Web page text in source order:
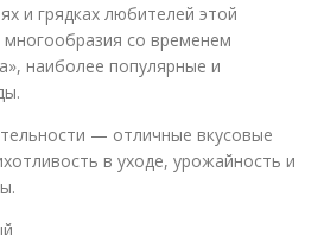
и грядках любителей этой
многообразия со временем
наиболее популярные и
— отличные вкусовые
в уходе, урожайность и